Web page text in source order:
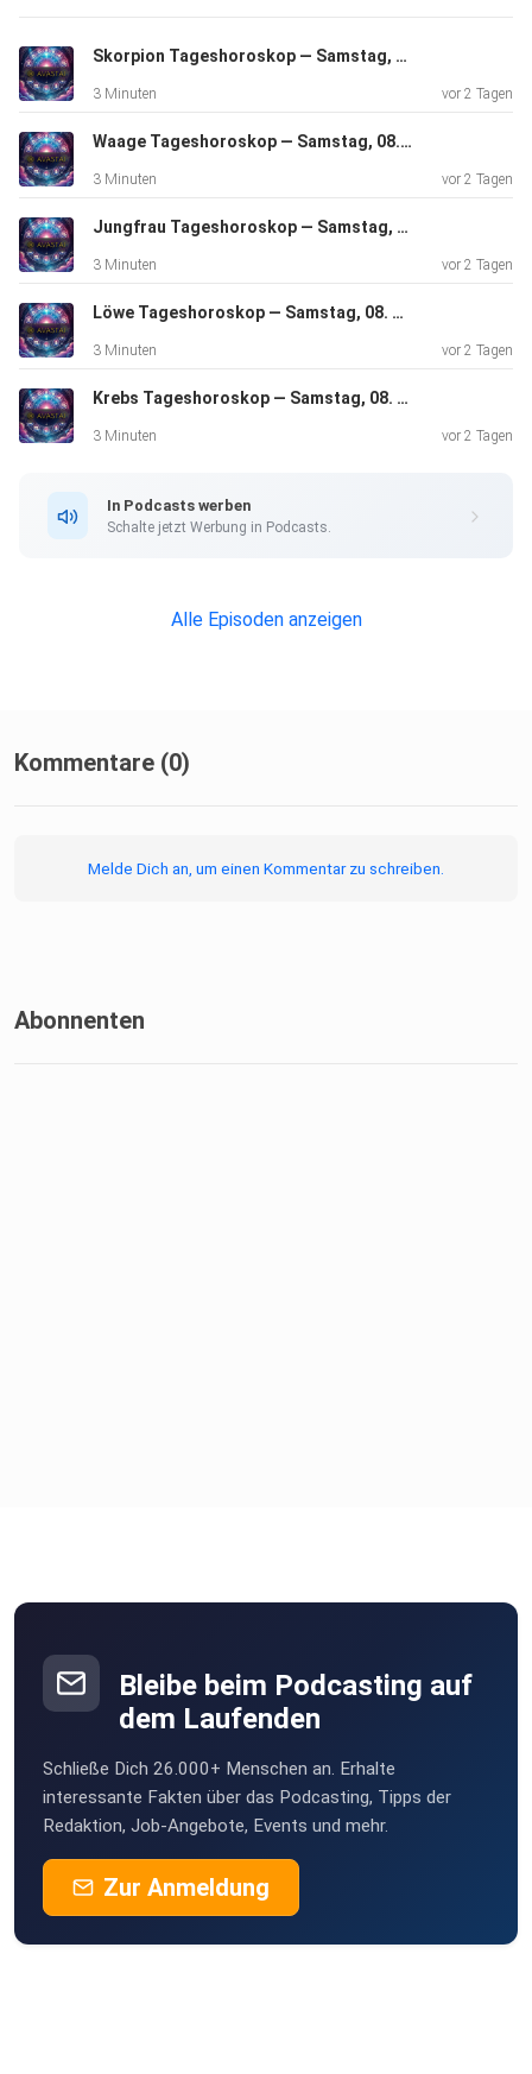
Skorpion Tageshoroskop — Samstag, 08. August 2026
3 Minuten vor 2 Tagen
Waage Tageshoroskop — Samstag, 08. August 2026
3 Minuten vor 2 Tagen
Jungfrau Tageshoroskop — Samstag, 08. August 2026
3 Minuten vor 2 Tagen
Löwe Tageshoroskop — Samstag, 08. August 2026
3 Minuten vor 2 Tagen
Krebs Tageshoroskop — Samstag, 08. August 2026
3 Minuten vor 2 Tagen
In Podcasts werben
Schalte jetzt Werbung in Podcasts.
Alle Episoden anzeigen
Kommentare (0)
Melde Dich an, um einen Kommentar zu schreiben.
Abonnenten
Bleibe beim Podcasting auf
dem Laufenden
Schließe Dich 26.000+ Menschen an. Erhalte
interessante Fakten über das Podcasting, Tipps der
Redaktion, Job-Angebote, Events und mehr.
Zur Anmeldung